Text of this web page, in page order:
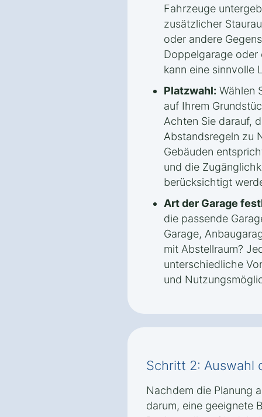
Fahrzeuge
zusätzlicher
oder andere
Doppelgarage oder
kann eine sinnvolle
Platzwahl: Wählen
auf Ihrem
Achten Sie darauf,
Abstandsregeln zu
Gebäuden
und die
berücksichtigt
Art der Garage
die passende
Garage,
mit Abstellraum?
unterschiedliche
und
Schritt 2: Auswahl
Nachdem die Planung
darum, eine geeignete